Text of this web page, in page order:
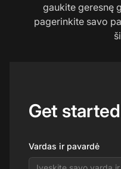
gaukite geresnę
pagerinkite savo
Get
Vardas ir pavardė